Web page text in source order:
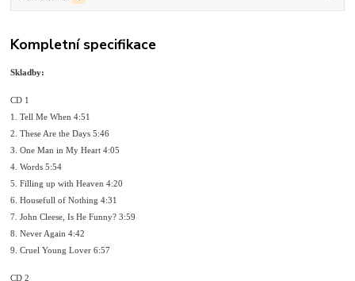
Kompletní specifikace
Skladby:
CD 1
1. Tell Me When 4:51
2. These Are the Days 5:46
3. One Man in My Heart 4:05
4. Words 5:54
5. Filling up with Heaven 4:20
6. Housefull of Nothing 4:31
7. John Cleese, Is He Funny? 3:59
8. Never Again 4:42
9. Cruel Young Lover 6:57
CD 2